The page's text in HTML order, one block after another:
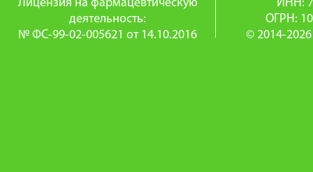
Лицензия на фармацевтическую
деятельность:
№ ФС-99-02-005621 от 14.10.2016
ИНН:
ОГРН:
© 2014-